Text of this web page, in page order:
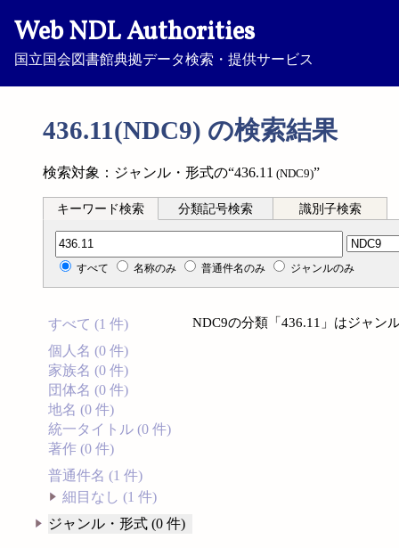
Web NDL Authorities
国立国会図書館典拠データ検索・提供サービス
436.11(NDC9) の検索結果
検索対象：ジャンル・形式の“436.11 (NDC9)”
キーワード検索 分類記号検索 識別子検索
分類記号検索
すべて 名称のみ 普通件名のみ ジャンルのみ
すべて (1 件)
個人名 (0 件)
家族名 (0 件)
団体名 (0 件)
地名 (0 件)
統一タイトル (0 件)
著作 (0 件)
普通件名 (1 件)
細目なし (1 件)
ジャンル・形式 (0 件)
NDC9の分類「436.11」はジャン